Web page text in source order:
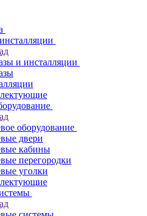
и инсталляции
оборудование
двери
кабины
перегородки
уголки